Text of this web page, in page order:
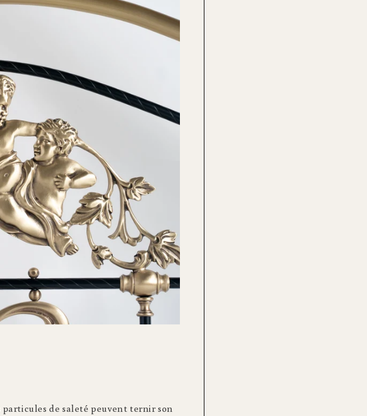
de saleté peuvent ternir son